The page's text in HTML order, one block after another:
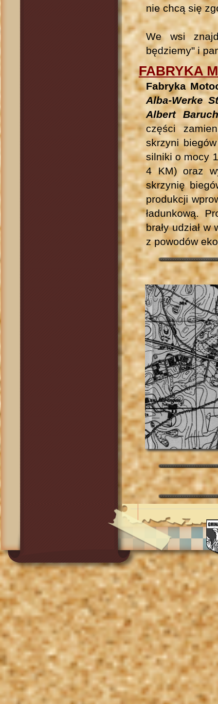
nie chcą się
We wsi
będziemy" i
FABRYKA
Fabryka
Alba-Werke
Albert
części
skrzyni
silniki o mocy
4 KM) oraz
skrzynię
produkcji
ładunkową.
brały udział w
z powodów